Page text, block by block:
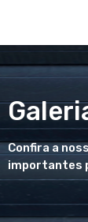
Confira a
importantes